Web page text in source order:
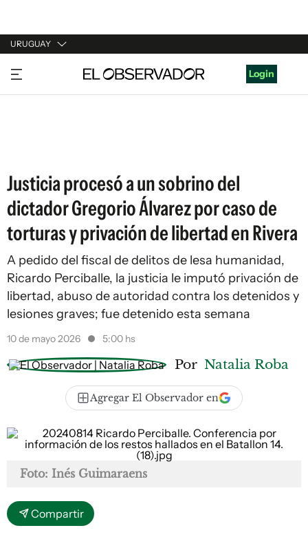
URUGUAY
URUGUAY
ARGENTINA
Login
Justicia procesó a un sobrino del
dictador Gregorio Álvarez por caso de
torturas y privación de libertad en Rivera
A pedido del fiscal de delitos de lesa humanidad,
Ricardo Perciballe, la justicia le imputó privación de
libertad, abuso de autoridad contra los detenidos y
lesiones graves; fue detenido esta semana
10 de mayo 2026 5:00 hs
Por Natalia Roba
Agregar El Observador en
Foto: Inés Guimaraens
Compartir